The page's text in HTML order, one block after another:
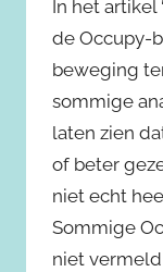
In het artikel
de Occupy-
beweging
sommige
laten zien
of beter
niet echt
Sommige
niet